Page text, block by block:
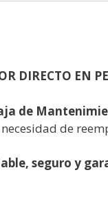
DIRECTO EN
de
de
seguro y